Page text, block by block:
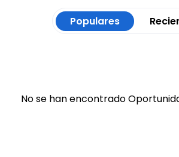
Populares
No se han encontrado